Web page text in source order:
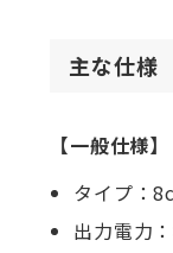
主な仕様
【一般仕様】
タイプ：
出力電力